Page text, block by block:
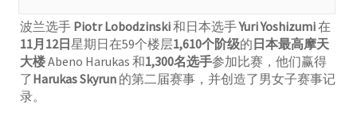
波兰选手 Piotr Lobodzinski和日本选手Yuri Yoshizumi在
11月12日星期日在59个楼层1,610个阶级的日本最高摩天
大楼Abeno Harukas 和1,300名选手参加比赛，他们赢得
了Harukas Skyrun 的第二届赛事，并创造了男女子赛事记
录。